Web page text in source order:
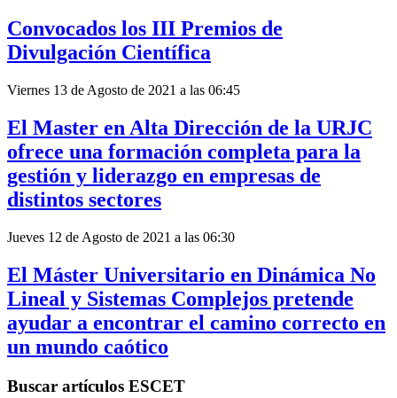
Convocados los III Premios de
Divulgación Científica
Viernes 13 de Agosto de 2021 a las 06:45
El Master en Alta Dirección de la URJC
ofrece una formación completa para la
gestión y liderazgo en empresas de
distintos sectores
Jueves 12 de Agosto de 2021 a las 06:30
El Máster Universitario en Dinámica No
Lineal y Sistemas Complejos pretende
ayudar a encontrar el camino correcto en
un mundo caótico
Buscar artículos ESCET